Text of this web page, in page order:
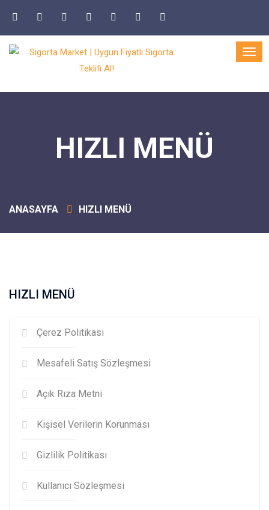
HIZLI MENÜ
ANASAYFA HIZLI MENÜ
HIZLI MENÜ
Çerez Politikası
Mesafeli Satış Sözleşmesi
Açık Rıza Metni
Kişisel Verilerin Korunması
Gizlilik Politikası
Kullanıcı Sözleşmesi